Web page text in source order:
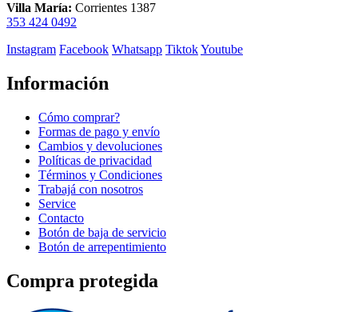
Villa María: Corrientes 1387
353 424 0492
Instagram Facebook Whatsapp TiktokYoutube
Información
Cómo comprar?
Formas de pago y envío
Cambios y devoluciones
Políticas de privacidad
Términos y Condiciones
Trabajá con nosotros
Service
Contacto
Botón de baja de servicio
Botón de arrepentimiento
Compra protegida